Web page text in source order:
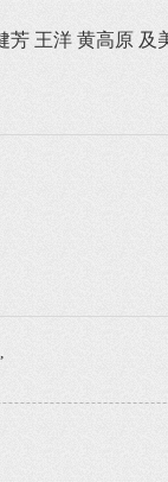
芳 王洋 黄高原 及